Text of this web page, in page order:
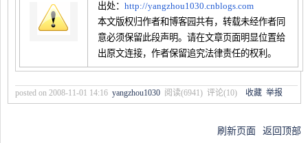
出处： http://yangzhou1030.cnblogs.com
本文版权归作者和博客园共有，转载未经作者同
意必须保留此段声明。请在文章页面明显位置给
出原文连接，作者保留追究法律责任的权利。
posted on 2008-11-01 14:16 yangzhou1030 阅读(6941) 评论(10) 收藏 举报
刷新页面 返回顶部